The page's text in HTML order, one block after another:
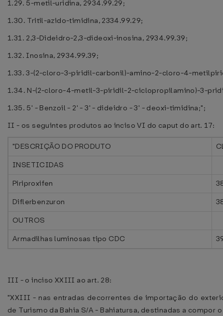
1.29. 5-metil-uridina, 2934.99.29;
1.30. Tritil-azido-timidina, 2334.99.29;
1.31. 2,3-Dideidro-2,3-dideoxi-inosina, 2934.99.39;
1.32. Inosina, 2934.99.39;
1.33. 3-(2-cloro-3-piridil-carbonil)-amino-2-cloro-4-
1.34. N-(2-cloro-4-metil-3-piridil-2-ciclopropilamino)-3-
1.35. 5' - Benzoil - 2' - 3' - dideidro - 3' - deoxi-timidina;";
II - os seguintes produtos ao inciso VI do caput do art. 17:
"DESCRIÇÃO DO PRODUTO
INSETICIDAS
Piriproxifen
Diflerbenzuron
OUTROS
Armadilhas luminosas tipo CDC
III - o inciso XXIII ao art. 28:
"XXIII - nas entradas decorrentes de importação do
de Turismo da Bahia S/A - Bahiatursa, destinadas a compor